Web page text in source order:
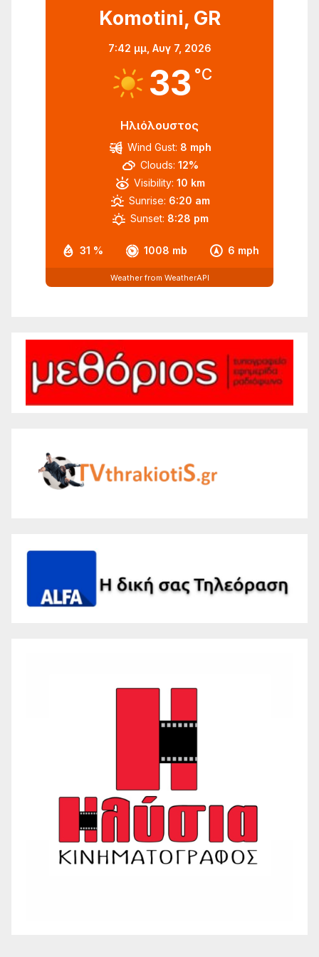
Komotini, GR
7:42 μμ, Αυγ 7, 2026
33 °C
Ηλιόλουστος
31 % 1008 mb 6 mph
Wind Gust: 8 mph
Clouds: 12%
Visibility: 10 km
Sunrise: 6:20 am
Sunset: 8:28 pm
Weather from WeatherAPI